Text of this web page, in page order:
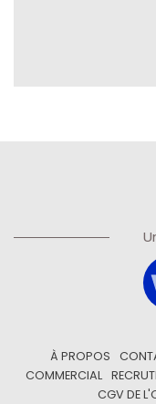
À PROPOS
COMMERCIAL
CGV DE